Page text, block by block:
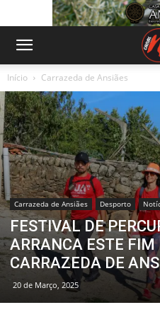
Início Carrazeda de Ansiães
Carrazeda de Ansiães Desporto
FESTIVAL DE
ARRANCA ESTE
CARRAZEDA DE
20 de Março, 2025